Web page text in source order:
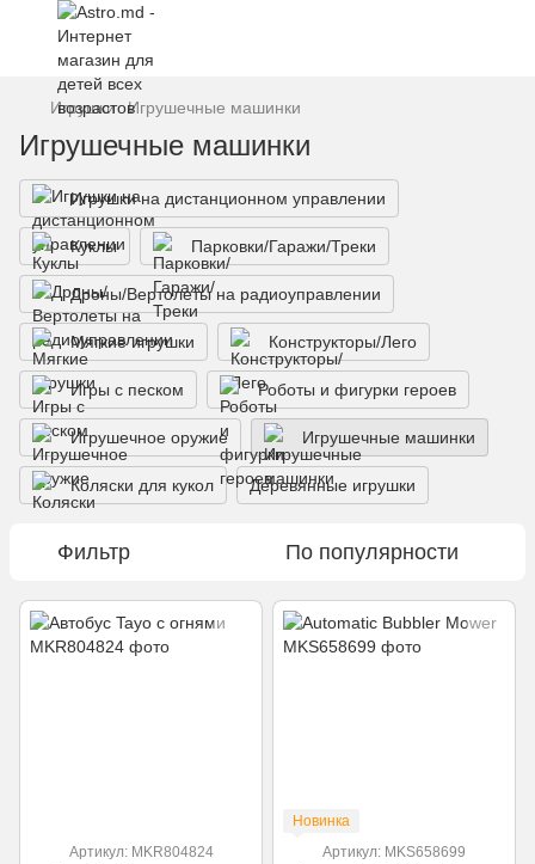
Игрушки Игрушечные машинки
Игрушечные машинки
Игрушки на дистанционном управлении
Куклы Парковки/Гаражи/Треки
Дроны/Вертолеты на радиоуправлении
Мягкие игрушки Конструкторы/Лего
Игры с песком Роботы и фигурки героев
Игрушечное оружие Игрушечные машинки
Коляски для кукол Деревянные игрушки
Фильтр По популярности
Артикул: MKR804824
Новинка
Артикул: MKS658699